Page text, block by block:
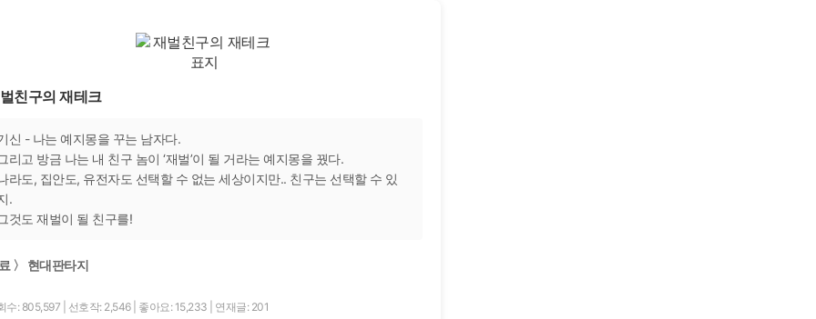
친구의 재테크
신 - 나는 예지몽을 꾸는 남자다.
리고 방금 나는 내 친구 놈이 ‘재벌’이 될 거라는 예지몽을 꿨다.
라도, 집안도, 유전자도 선택할 수 없는 세상이지만.. 친구는 선택할 수 있
.
것도 재벌이 될 친구를!
〉 현대판타지
수: 805,597 선호작: 2,546 좋아요: 15,233 연재글: 201